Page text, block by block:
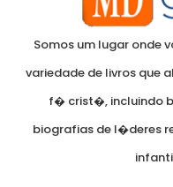
Somos um lugar onde
variedade de livros que
f� crist�, incluindo
biografias de l�deres